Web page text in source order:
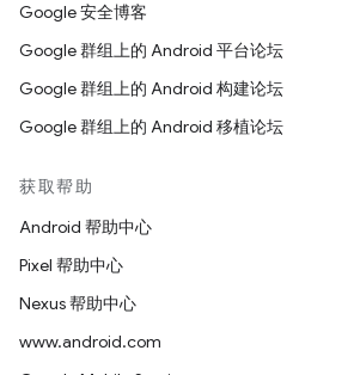
Google 安全博客
Google 群组上的 Android 平台论坛
Google 群组上的 Android 构建论坛
Google 群组上的 Android 移植论坛
获取帮助
Android 帮助中心
Pixel 帮助中心
Nexus 帮助中心
www.android.com